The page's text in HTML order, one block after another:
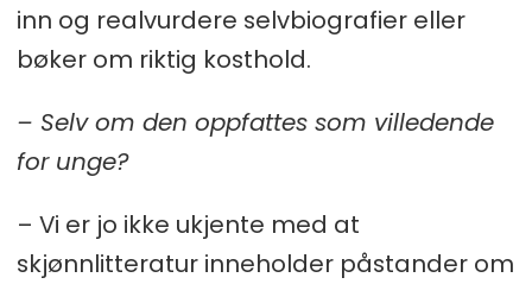
inn og realvurdere selvbiografier eller
bøker om riktig kosthold.
– Selv om den oppfattes som villedende
for unge?
– Vi er jo ikke ukjente med at
skjønnlitteratur inneholder påstander om